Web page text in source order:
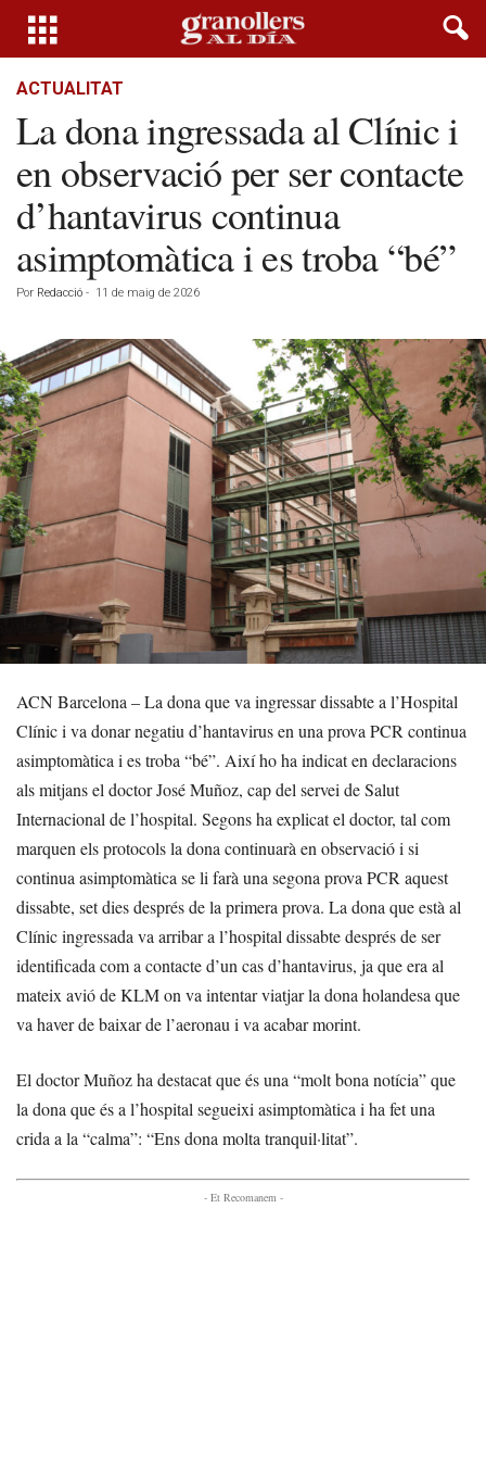
ACTUALITAT
La dona ingressada al Clínic i
en observació per ser contacte
d’hantavirus continua
asimptomàtica i es troba “bé”
Por Redacció - 11 de maig de 2026
ACN Barcelona – La dona que va ingressar dissabte a l’Hospital
Clínic i va donar negatiu d’hantavirus en una prova PCR continua
asimptomàtica i es troba “bé”. Així ho ha indicat en declaracions
als mitjans el doctor José Muñoz, cap del servei de Salut
Internacional de l’hospital. Segons ha explicat el doctor, tal com
marquen els protocols la dona continuarà en observació i si
continua asimptomàtica se li farà una segona prova PCR aquest
dissabte, set dies després de la primera prova. La dona que està al
Clínic ingressada va arribar a l’hospital dissabte després de ser
identificada com a contacte d’un cas d’hantavirus, ja que era al
mateix avió de KLM on va intentar viatjar la dona holandesa que
va haver de baixar de l’aeronau i va acabar morint.
El doctor Muñoz ha destacat que és una “molt bona notícia” que
la dona que és a l’hospital segueixi asimptomàtica i ha fet una
crida a la “calma”: “Ens dona molta tranquil·litat”.
- Et Recomanem -